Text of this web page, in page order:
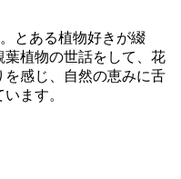
とある植物好きが綴
葉植物の世話をして、花
を感じ、自然の恵みに舌
ます。